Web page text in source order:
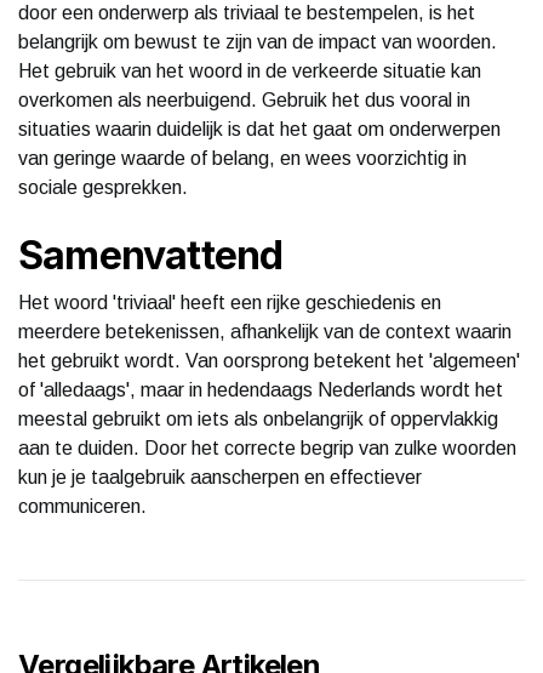
door een onderwerp als triviaal te bestempelen, is het
belangrijk om bewust te zijn van de impact van woorden.
Het gebruik van het woord in de verkeerde situatie kan
overkomen als neerbuigend. Gebruik het dus vooral in
situaties waarin duidelijk is dat het gaat om onderwerpen
van geringe waarde of belang, en wees voorzichtig in
sociale gesprekken.
Samenvattend
Het woord 'triviaal' heeft een rijke geschiedenis en
meerdere betekenissen, afhankelijk van de context waarin
het gebruikt wordt. Van oorsprong betekent het 'algemeen'
of 'alledaags', maar in hedendaags Nederlands wordt het
meestal gebruikt om iets als onbelangrijk of oppervlakkig
aan te duiden. Door het correcte begrip van zulke woorden
kun je je taalgebruik aanscherpen en effectiever
communiceren.
Vergelijkbare Artikelen